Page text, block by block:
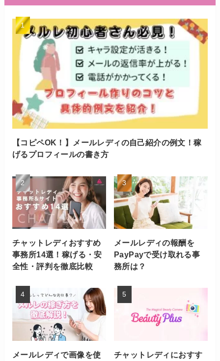
【コピペOK！】メールレディの自己紹介の例文！稼
げるプロフィールの書き方
チャットレディおすすめ
事務所14選！稼げる・安
全性・評判を徹底比較
メールレディの報酬を
PayPayで受け取れる事
務所は？
メールレディで画像を使
チャットレディにおすす